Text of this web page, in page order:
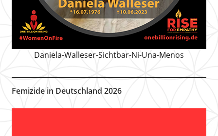
Daniela-Walleser-Sichtbar-Ni-Una-Menos
Femizide in Deutschland 2026